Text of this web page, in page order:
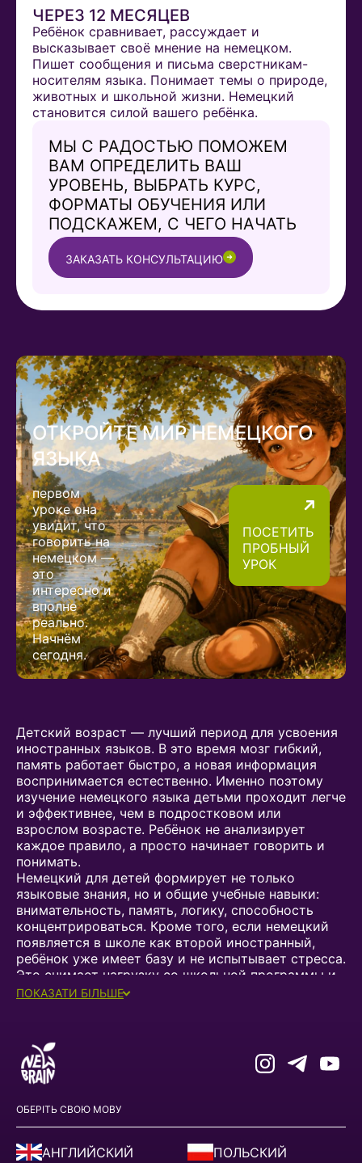
МЫ С РАДОСТЬЮ ПОМОЖЕМ
ВАМ ОПРЕДЕЛИТЬ ВАШ
УРОВЕНЬ, ВЫБРАТЬ КУРС,
ФОРМАТЫ ОБУЧЕНИЯ ИЛИ
ПОДСКАЖЕМ, С ЧЕГО НАЧАТЬ
ЗАКАЗАТЬ КОНСУЛЬТАЦИЮ
ЧЕРЕЗ 12 МЕСЯЦЕВ
Ребёнок сравнивает, рассуждает и
высказывает своё мнение на немецком.
Пишет сообщения и письма сверстникам-
носителям языка. Понимает темы о природе,
животных и школьной жизни. Немецкий
становится силой вашего ребёнка.
ОТКРОЙТЕ МИР НЕМЕЦКОГО
ЯЗЫКА
первом
уроке она
увидит, что
говорить на
немецком —
это
интересно и
вполне
реально.
Начнём
сегодня.
ПОСЕТИТЬ
ПРОБНЫЙ
УРОК
Детский возраст — лучший период для усвоения
иностранных языков. В это время мозг гибкий,
память работает быстро, а новая информация
воспринимается естественно. Именно поэтому
изучение немецкого языка детьми проходит легче
и эффективнее, чем в подростковом или
взрослом возрасте. Ребёнок не анализирует
каждое правило, а просто начинает говорить и
понимать.
Немецкий для детей формирует не только
языковые знания, но и общие учебные навыки:
внимательность, память, логику, способность
концентрироваться. Кроме того, если немецкий
появляется в школе как второй иностранный,
ребёнок уже имеет базу и не испытывает стресса.
Это снимает нагрузку со школьной программы и
добавляет уверенности.
NEW BRAIN: КАК ПОСТРОЕН
ПРОЦЕСС ОБУЧЕНИЯ
В NEW BRAIN мы понимаем, что курсы немецкого
и понятными для ребёнка. Поэтому обучение
и темпа усвоения материала.
ПОКАЗАТИ БІЛЬШЕ
ОБЕРІТЬ СВОЮ МОВУ
АНГЛИЙСКИЙ
ПОЛЬСКИЙ